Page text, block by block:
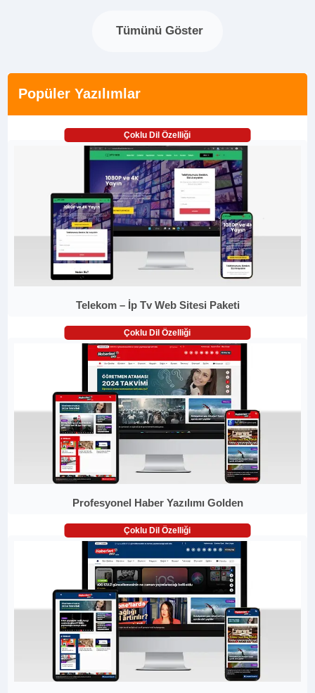
Tümünü Göster
Popüler Yazılımlar
Çoklu Dil Özelliği
Telekom – İp Tv Web Sitesi Paketi
Çoklu Dil Özelliği
Profesyonel Haber Yazılımı Golden
Çoklu Dil Özelliği